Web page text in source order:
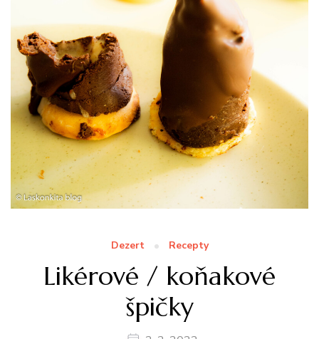
Dezert Recepty
Likérové / koňakové
špičky